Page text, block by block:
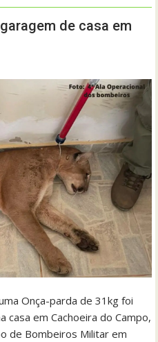
de casa em
Onça-parda de 31kg foi
casa em Cachoeira do Campo,
de Bombeiros Militar em